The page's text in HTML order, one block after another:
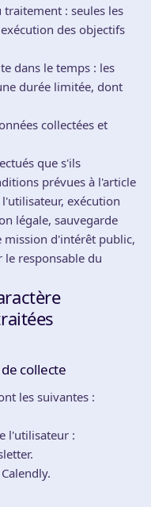
: seules les
des objectifs
dans le temps : les
durée limitée, dont
collectées et
que s'ils
prévues à l'article
exécution
légale, sauvegarde
mission d'intérêt public,
responsable du
collecte
les suivantes :
l'utilisateur :